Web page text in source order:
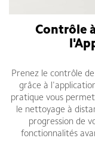
Contrôle
Prenez le contrôle
grâce à
pratique vous
le nettoyage à
progression de
fonctionnalités